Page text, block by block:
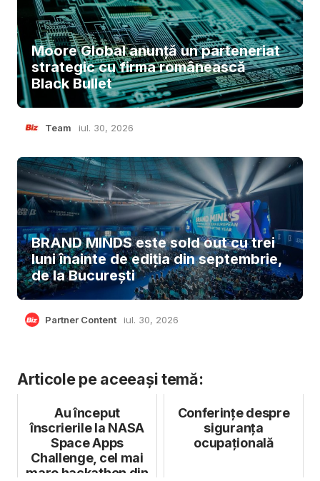
Moore Global anunță un parteneriat
strategic cu firma românească
Black Bullet
Team iul. 30, 2026
BRAND MINDS este sold out cu trei
luni înainte de ediția din septembrie,
de la București
Partner Content iul. 30, 2026
Articole pe aceeași temă:
Au început
înscrierile la NASA
Space Apps
Challenge, cel mai
mare hackathon din
Conferințe despre
siguranța
ocupațională